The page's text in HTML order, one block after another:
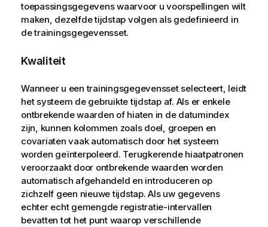
toepassingsgegevens waarvoor u voorspellingen wilt
maken, dezelfde tijdstap volgen als gedefinieerd in
de trainingsgegevensset.
Kwaliteit
Wanneer u een trainingsgegevensset selecteert, leidt
het systeem de gebruikte tijdstap af. Als er enkele
ontbrekende waarden of hiaten in de datumindex
zijn, kunnen kolommen zoals doel, groepen en
covariaten vaak automatisch door het systeem
worden geïnterpoleerd. Terugkerende hiaatpatronen
veroorzaakt door ontbrekende waarden worden
automatisch afgehandeld en introduceren op
zichzelf geen nieuwe tijdstap. Als uw gegevens
echter echt gemengde registratie-intervallen
bevatten tot het punt waarop verschillende